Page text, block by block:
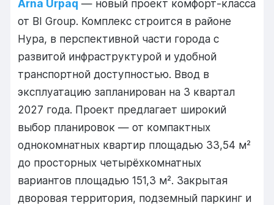
Arna Urpaq — новый проект комфорт-класса
от BI Group. Комплекс строится в районе
Нура, в перспективной части города с
развитой инфраструктурой и удобной
транспортной доступностью. Ввод в
эксплуатацию запланирован на 3 квартал
2027 года. Проект предлагает широкий
выбор планировок — от компактных
однокомнатных квартир площадью 33,54 м²
до просторных четырёхкомнатных
вариантов площадью 151,3 м². Закрытая
дворовая территория, подземный паркинг и